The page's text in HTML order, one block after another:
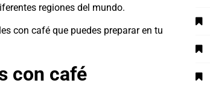
regiones del mundo.
con café que puedes preparar en tu
con café